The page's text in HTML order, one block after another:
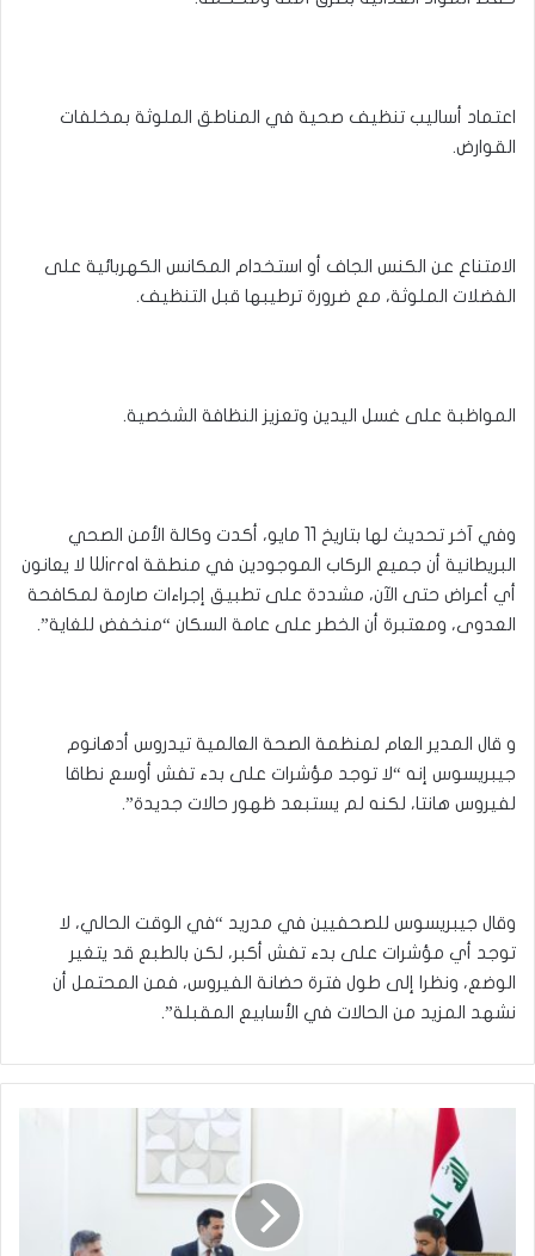
اعتماد أساليب تنظيف صحية في المناطق الملوثة بمخلفات
القوارض.
الامتناع عن الكنس الجاف أو استخدام المكانس الكهربائية على
الفضلات الملوثة، مع ضرورة ترطيبها قبل التنظيف.
المواظبة على غسل اليدين وتعزيز النظافة الشخصية.
وفي آخر تحديث لها بتاريخ 11 مايو، أكدت وكالة الأمن الصحي
البريطانية أن جميع الركاب الموجودين في منطقة Wirral لا يعانون
أي أعراض حتى الآن، مشددة على تطبيق إجراءات صارمة لمكافحة
العدوى، ومعتبرة أن الخطر على عامة السكان “منخفض للغاية”.
و قال المدير العام لمنظمة الصحة العالمية ‌تيدروس أدهانوم
جيبريسوس إنه “لا توجد مؤشرات على بدء تفش أوسع ⁠نطاقا
لفيروس هانتا، لكنه لم يستبعد ظهور حالات جديدة”.
وقال جيبريسوس للصحفيين في مدريد “في الوقت الحالي، لا
توجد أي مؤشرات على بدء تفش أكبر، ⁠لكن بالطبع قد يتغير
الوضع، ونظرا إلى طول ⁠فترة حضانة الفيروس، فمن المحتمل أن
⁠نشهد المزيد من الحالات في الأسابيع المقبلة”.
الأوروبي
دعمها